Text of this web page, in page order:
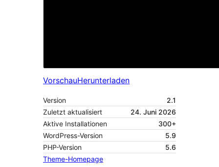
VorschauHerunterladen
Version
2.1
Zuletzt aktualisiert
24. Juni 2026
Aktive Installationen
300+
WordPress-Version
5.9
PHP-Version
5.6
Theme-Homepage